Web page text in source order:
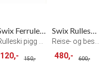
Swix Ferrule Roller 10 mm
120,- 150,-
Swix Rulleski bag
480,- 600,-